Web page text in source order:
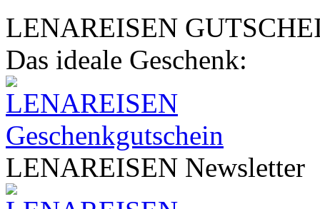
LENAREISEN
Das ideale Geschenk:
LENAREISEN Newsletter